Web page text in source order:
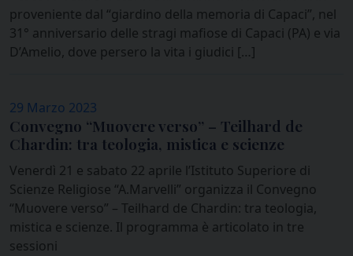
proveniente dal “giardino della memoria di Capaci”, nel
31° anniversario delle stragi mafiose di Capaci (PA) e via
D’Amelio, dove persero la vita i giudici […]
29 Marzo 2023
Convegno “Muovere verso” – Teilhard de
Chardin: tra teologia, mistica e scienze
Venerdì 21 e sabato 22 aprile l’Istituto Superiore di
Scienze Religiose “A.Marvelli” organizza il Convegno
“Muovere verso” – Teilhard de Chardin: tra teologia,
mistica e scienze. Il programma è articolato in tre
sessioni